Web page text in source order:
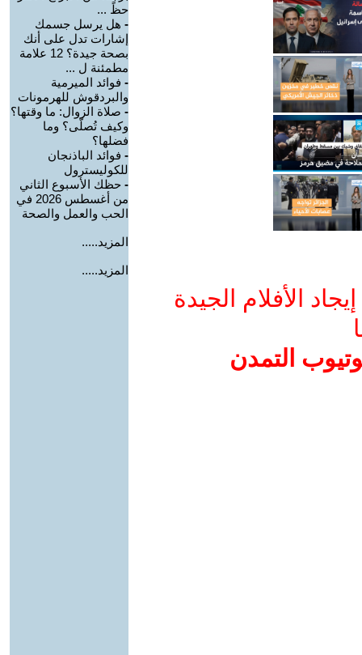
الأفلام الجيدة
التمدن
حظً ...
- هل يرسل جسمك
إشارات تدل على أنك
بصحة جيدة؟ 12 علامة
مطمئنة ل ...
- فوائد الميرمية
والبردقوش للهرمونات
- صلاة الزوال: ما وقتها؟
وكيف تُصلّى؟ وما
فضلها؟
- فوائد الباذنجان
للكوليسترول
- حظك الأسبوع الثاني
من أغسطس 2026 في
الحب والعمل والصحة
المزيد.....
المزيد.....